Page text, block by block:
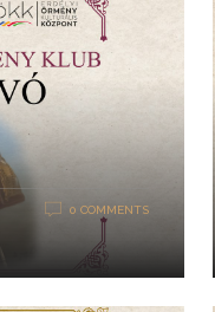
0 COMMENTS